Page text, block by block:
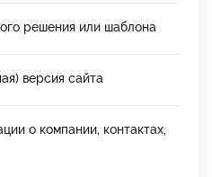
решения или шаблона
версия сайта
о компании, контактах,